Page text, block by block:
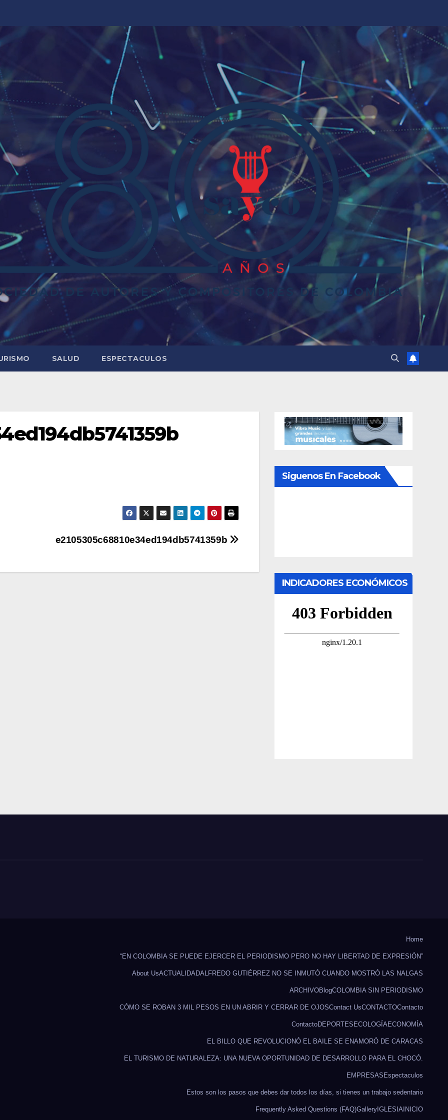
SALUD ESPECTACULOS
e2105305c68810e34ed194db5741359b
Siguenos En Facebook
INDICADORES ECONÓMICOS
Home
“EN COLOMBIA SE PUEDE EJERCER EL PERIODISMO PERO NO HAY LIBERTAD DE EXPRESIÓN”
About UsACTUALIDADALFREDO GUTIÉRREZ NO SE INMUTÓ CUANDO MOSTRÓ LAS NALGAS
ARCHIVOBlogCOLOMBIA SIN PERIODISMO
CÓMO SE ROBAN 3 MIL PESOS EN UN ABRIR Y CERRAR DE OJOSContact UsCONTACTOContacto
ContactoDEPORTES ECOLOGÍAECONOMÍA
EL BILLO QUE REVOLUCIONÓ EL BAILE SE ENAMORÓ DE CARACAS
EL TURISMO DE NATURALEZA: UNA NUEVA OPORTUNIDAD DE DESARROLLO PARA EL CHOCÓ.
EMPRESAS Espectaculos
Estos son los pasos que debes dar todos los días, si tienes un trabajo sedentario
Frequently Asked Questions (FAQ)Gallery IGLESIA INICIO